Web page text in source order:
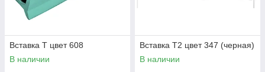
Вставка Т цвет 608
В наличии
Вставка Т2 цвет 347 (черная)
В наличии